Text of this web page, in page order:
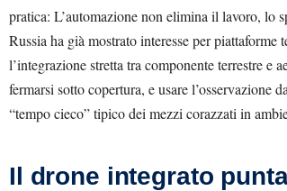
pratica: L’automazione non elimina il lavoro, lo
Russia ha già mostrato interesse per
l’integrazione stretta tra componente terrestre e
fermarsi sotto copertura, e usare l’osservazione
“tempo cieco” tipico dei mezzi corazzati in
Il drone integrato